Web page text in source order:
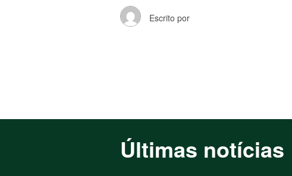
Em visita à ACE Pirapozinho, o
Sobre o clube, Neto reconhece a
aqui a diretoria atual, mas
local é uma conquista para todos,
região não tem um clube desse
Escrito por
Últimas notícias